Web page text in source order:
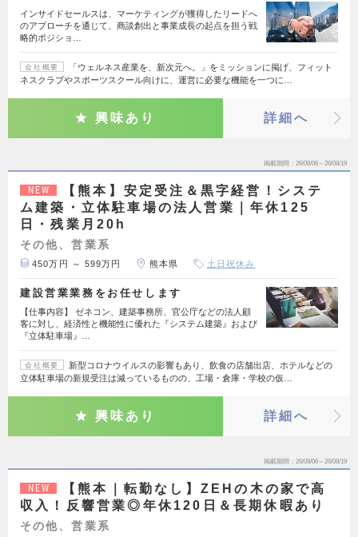
インサイドセールスは、マーケティングが獲得したリードへ
のアプローチを通じて、商談創出と事業成長の起点を担う戦
略的ポジショ…
会社概要
「ウェルネス産業を、新次元へ。」をミッションに掲げ、フィット
ネスクラブやスポーツスクール向けに、運営に必要な機能を一つに…
興味あり 詳細へ
掲載期間 26/08/06～26/08/19
NEW
【熊本】安定受注＆黒字経営！システ
ム建築・立体駐車場の法人営業｜年休125
日・残業月20h
その他、営業系
450万円 ～ 599万円 熊本県 土日祝休み
建設営業業務をお任せします
【仕事内容】 ゼネコン、建築事務所、官公庁などの法人顧
客に対し、経済性と機能性に優れた『システム建築』および
『立体駐車場』…
会社概要
新型コロナウイルスの影響もあり、飲食の店舗出店、ホテルなどの
立体駐車場の新規受注は減っているものの、工場・倉庫・学校の仮…
興味あり 詳細へ
掲載期間 26/08/06～26/08/19
NEW
【熊本｜転勤なし】ZEHの木の家で高
収入！反響営業◎年休120日＆長期休暇あり
その他、営業系